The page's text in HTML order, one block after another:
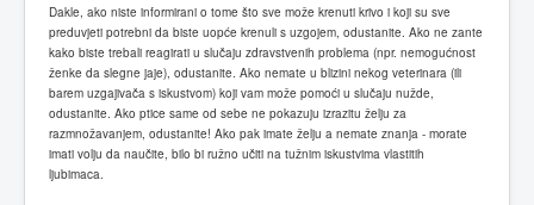
Dakle, ako niste informirani o tome što sve može krenuti krivo i koji su sve
preduvjeti potrebni da biste uopće krenuli s uzgojem, odustanite. Ako ne zante
kako biste trebali reagirati u slučaju zdravstvenih problema (npr. nemogućnost
ženke da slegne jaje), odustanite. Ako nemate u blizini nekog veterinara (ili
barem uzgajivača s iskustvom) koji vam može pomoći u slučaju nužde,
odustanite. Ako ptice same od sebe ne pokazuju izrazitu želju za
razmnožavanjem, odustanite! Ako pak imate želju a nemate znanja - morate
imati volju da naučite, bilo bi ružno učiti na tužnim iskustvima vlastitih
ljubimaca.